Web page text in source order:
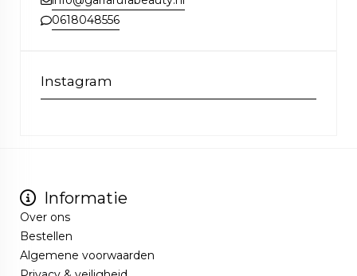
0618048556
Instagram
Informatie
Over ons
Bestellen
Algemene voorwaarden